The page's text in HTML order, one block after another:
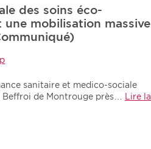
Communiqués
Les deux
des soins éco-
une mobilisation massive
sanitaire et medico-sociale
de Montrouge près…
Lire la